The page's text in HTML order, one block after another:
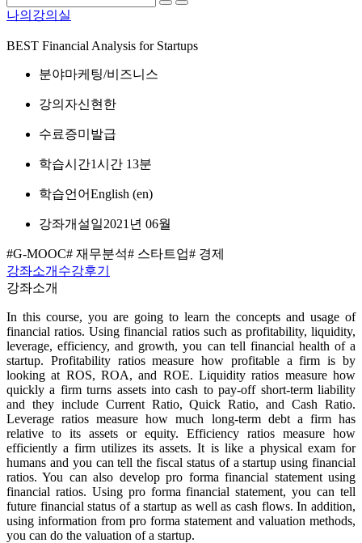
나의강의실
BEST Financial Analysis for Startups
분야마케팅/비즈니스
강의자신현한
수료증미발급
학습시간1시간 13분
학습언어English ‎(en)‎
강좌개설일2021년 06월
#G-MOOC# 재무분석# 스타트업# 경제
강좌소개 수강후기
강좌소개
In this course, you are going to learn the concepts and usage of
financial ratios. Using financial ratios such as profitability, liquidity,
leverage, efficiency, and growth, you can tell financial health of a
startup. Profitability ratios measure how profitable a firm is by
looking at ROS, ROA, and ROE. Liquidity ratios measure how
quickly a firm turns assets into cash to pay-off short-term liability
and they include Current Ratio, Quick Ratio, and Cash Ratio.
Leverage ratios measure how much long-term debt a firm has
relative to its assets or equity. Efficiency ratios measure how
efficiently a firm utilizes its assets. It is like a physical exam for
humans and you can tell the fiscal status of a startup using financial
ratios. You can also develop pro forma financial statement using
financial ratios. Using pro forma financial statement, you can tell
future financial status of a startup as well as cash flows. In addition,
using information from pro forma statement and valuation methods,
you can do the valuation of a startup.